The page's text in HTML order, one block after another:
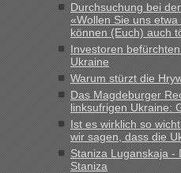
Durchsuchung bei
«Wollen Sie uns
können (Euch) auch
Investoren
Ukraine
Warum stürzt die
Das Magdeburger
linksufrigen Ukraine:
Ist es wirklich so
wir sagen, dass die
Staniza Luganskaja -
Staniza